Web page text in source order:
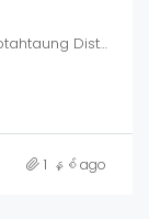
Banyar Dala Road, Mingala Taungnyunt, Botahtaung District, Yangon City, Yangon, 00000, Myanmar
1 နှစ် ago